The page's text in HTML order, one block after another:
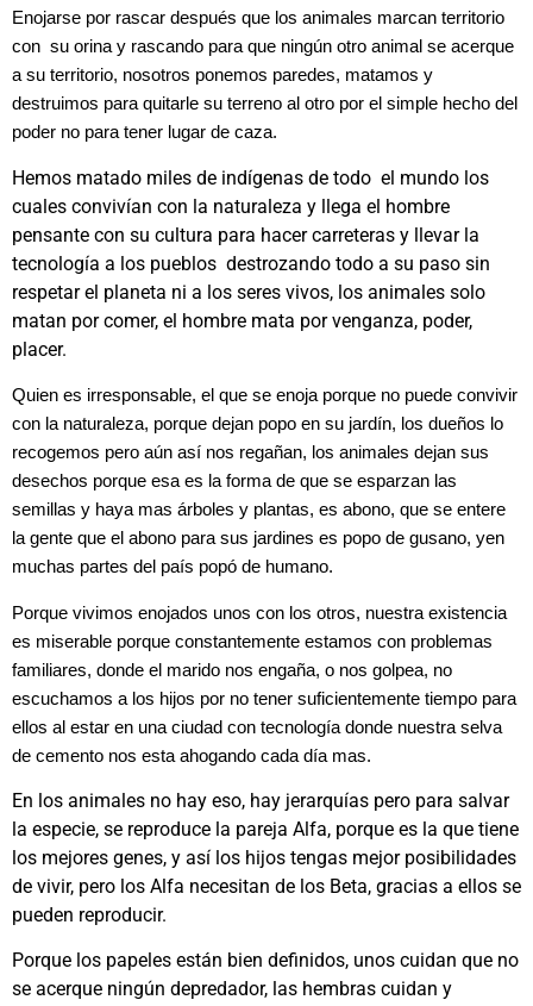
Enojarse por rascar después que los animales marcan territorio
con su orina y rascando para que ningún otro animal se acerque
a su territorio, nosotros ponemos paredes, matamos y
destruimos para quitarle su terreno al otro por el simple hecho del
poder no para tener lugar de caza.
Hemos matado miles de indígenas de todo el mundo los
cuales convivían con la naturaleza y llega el hombre
pensante con su cultura para hacer carreteras y llevar la
tecnología a los pueblos destrozando todo a su paso sin
respetar el planeta ni a los seres vivos, los animales solo
matan por comer, el hombre mata por venganza, poder,
placer.
Quien es irresponsable, el que se enoja porque no puede convivir
con la naturaleza, porque dejan popo en su jardín, los dueños lo
recogemos pero aún así nos regañan, los animales dejan sus
desechos porque esa es la forma de que se esparzan las
semillas y haya mas árboles y plantas, es abono, que se entere
la gente que el abono para sus jardines es popo de gusano, yen
muchas partes del país popó de humano.
Porque vivimos enojados unos con los otros, nuestra existencia
es miserable porque constantemente estamos con problemas
familiares, donde el marido nos engaña, o nos golpea, no
escuchamos a los hijos por no tener suficientemente tiempo para
ellos al estar en una ciudad con tecnología donde nuestra selva
de cemento nos esta ahogando cada día mas.
En los animales no hay eso, hay jerarquías pero para salvar
la especie, se reproduce la pareja Alfa, porque es la que tiene
los mejores genes, y así los hijos tengas mejor posibilidades
de vivir, pero los Alfa necesitan de los Beta, gracias a ellos se
pueden reproducir.
Porque los papeles están bien definidos, unos cuidan que no
se acerque ningún depredador, las hembras cuidan y